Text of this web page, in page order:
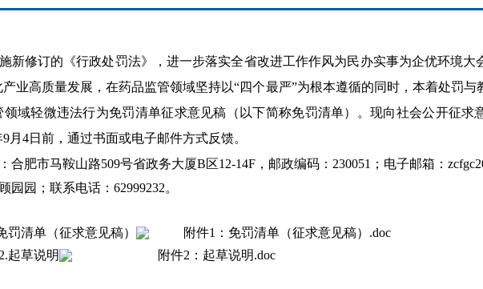
新修订的《行政处罚法》，进一步落实全省改进工作作风为民办实事为企优环境大
业高质量发展，在药品监管领域坚持以“四个最严”为根本遵循的同时，本着处罚与
领域轻微违法行为免罚清单征求意见稿（以下简称免罚清单）。现向社会公开征求
9月 4日前， 通过书面或电子邮件方式反馈。
合肥市马鞍山路509号省政务大厦B区12-14F，邮政编码：230051；电子邮箱：
园园；联系电话：62999232。
罚清单（征求意见稿）
附件1：免罚清单（征求意见稿）.doc
2.起草说明
附件2：起草说明.doc